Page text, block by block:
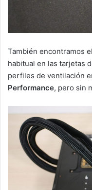
También encontramos
habitual en las tarjetas
perfiles de ventilación
Performance, pero sin